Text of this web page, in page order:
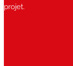
projet.